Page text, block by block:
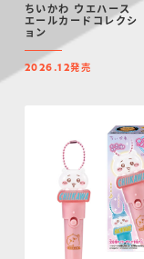
ちいかわ ウエハース
エールカードコレクシ
ョン
2026.12発売